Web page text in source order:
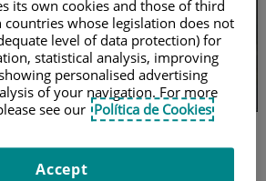
la terapia
sobre la piel, paso a
its own cookies and those of third
countries whose legislation does not
level of data protection) for
statistical analysis, improving
personalised advertising
of your navigation. For more
see our Política de Cookies
Accept